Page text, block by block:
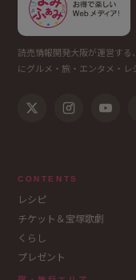
読売情報開発大阪が運営す
にグルメ・旅・エンタメ・レ
CONTENTS
レシピ
チケット＆宝塚歌劇
くらし
プレゼント